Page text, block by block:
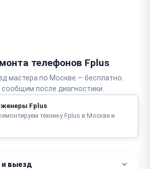
телефонов Fplus
мастера по Москве — бесплатно.
после диагностики.
Fplus
технику Fplus в Москве и
и выезд